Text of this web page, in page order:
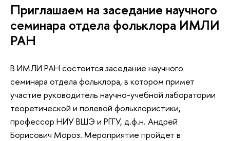
Приглашаем на заседание научного
семинара отдела фольклора ИМЛИ
РАН
В ИМЛИ РАН состоится заседание научного
семинара отдела фольклора, в котором примет
участие руководитель научно-учебной лаборатории
теоретической и полевой фольклористики,
профессор НИУ ВШЭ и РГГУ, д.ф.н. Андрей
Борисович Мороз. Мероприятие пройдет в